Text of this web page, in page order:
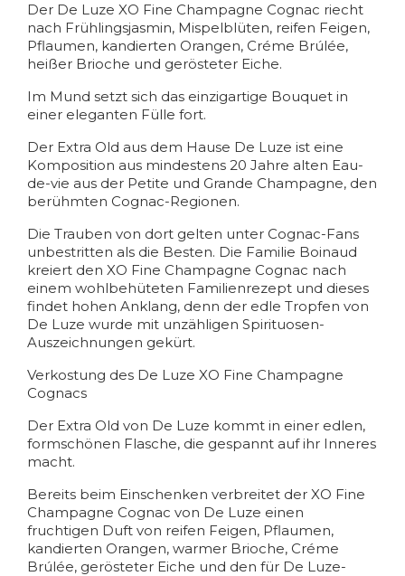
Der De Luze XO Fine Champagne Cognac riecht
nach Frühlingsjasmin, Mispelblüten, reifen Feigen,
Pflaumen, kandierten Orangen, Créme Brúlée,
heißer Brioche und gerösteter Eiche.
Im Mund setzt sich das einzigartige Bouquet in
einer eleganten Fülle fort.
Der Extra Old aus dem Hause De Luze ist eine
Komposition aus mindestens 20 Jahre alten Eau-
de-vie aus der Petite und Grande Champagne, den
berühmten Cognac-Regionen.
Die Trauben von dort gelten unter Cognac-Fans
unbestritten als die Besten. Die Familie Boinaud
kreiert den XO Fine Champagne Cognac nach
einem wohlbehüteten Familienrezept und dieses
findet hohen Anklang, denn der edle Tropfen von
De Luze wurde mit unzähligen Spirituosen-
Auszeichnungen gekürt.
Verkostung des De Luze XO Fine Champagne
Cognacs
Der Extra Old von De Luze kommt in einer edlen,
formschönen Flasche, die gespannt auf ihr Inneres
macht.
Bereits beim Einschenken verbreitet der XO Fine
Champagne Cognac von De Luze einen
fruchtigen Duft von reifen Feigen, Pflaumen,
kandierten Orangen, warmer Brioche, Créme
Brúlée, gerösteter Eiche und den für De Luze-